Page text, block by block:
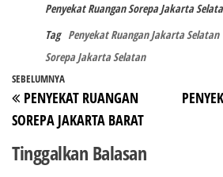
Penyekat Ruangan Sorepa Jakarta
Tag Penyekat Ruangan Jakarta Selatan
Sorepa Jakarta Selatan
Navigasi
pos
Pos
Sebelumnya
SEBELUMNYA
PENYEKAT RUANGAN
SOREPA JAKARTA BARAT
Tinggalkan Balasan